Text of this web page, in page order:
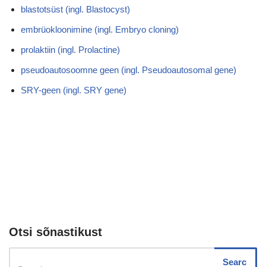
blastotsüst (ingl. Blastocyst)
embrüokloonimine (ingl. Embryo cloning)
prolaktiin (ingl. Prolactine)
pseudoautosoomne geen (ingl. Pseudoautosomal gene)
SRY-geen (ingl. SRY gene)
Otsi sõnastikust
Searc